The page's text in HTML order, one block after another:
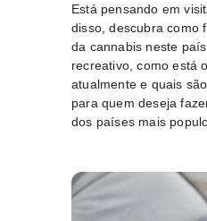
Está pensando em
disso, descubra como
da cannabis neste
recreativo, como está
atualmente e quais
para quem deseja
dos países mais